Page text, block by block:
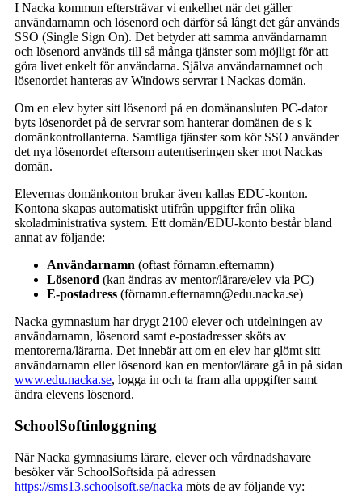
I Nacka kommun eftersträvar vi enkelhet när det gäller
användarnamn och lösenord och därför så långt det går används
SSO (Single Sign On). Det betyder att samma användarnamn
och lösenord används till så många tjänster som möjligt för att
göra livet enkelt för användarna. Själva användarnamnet och
lösenordet hanteras av Windows servrar i Nackas domän.
Om en elev byter sitt lösenord på en domänansluten PC-dator
byts lösenordet på de servrar som hanterar domänen de s k
domänkontrollanterna. Samtliga tjänster som kör SSO använder
det nya lösenordet eftersom autentiseringen sker mot Nackas
domän.
Elevernas domänkonton brukar även kallas EDU-konton.
Kontona skapas automatiskt utifrån uppgifter från olika
skoladministrativa system. Ett domän/EDU-konto består bland
annat av följande:
Användarnamn (oftast förnamn.efternamn)
Lösenord (kan ändras av mentor/lärare/elev via PC)
E-postadress(förnamn.efternamn@edu.nacka.se)
Nacka gymnasium har drygt 2100 elever och utdelningen av
användarnamn, lösenord samt e-postadresser sköts av
mentorerna/lärarna. Det innebär att om en elev har glömt sitt
användarnamn eller lösenord kan en mentor/lärare gå in på sidan
www.edu.nacka.se, logga in och ta fram alla uppgifter samt
ändra elevens lösenord.
SchoolSoftinloggning
När Nacka gymnasiums lärare, elever och vårdnadshavare
besöker vår SchoolSoftsida på adressen
https://sms13.schoolsoft.se/nacka möts de av följande vy: